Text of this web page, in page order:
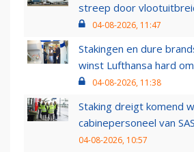
streep door
04-08-2026, 11:47
Stakingen en dure
winst Lufthansa hard
04-08-2026, 11:38
Staking dreigt komend
cabinepersoneel van
04-08-2026, 10:57